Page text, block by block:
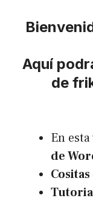
Aquí
de
En
de